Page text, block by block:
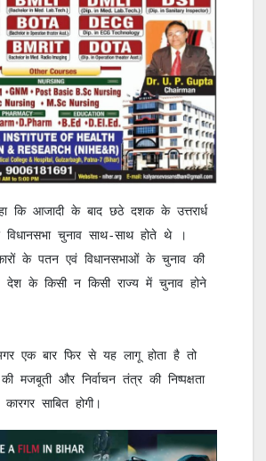
कि आजादी के बाद छठे दशक के उत्तरार्ध
चुनाव साथ-साथ होते थे ।
के पतन एवं विधानसभाओं के चुनाव की
के किसी न किसी राज्य में चुनाव होने
एक बार फिर से यह लागू होता है तो
मजबूती और निर्वाचन तंत्र की निष्पक्षता
साबित होगी।